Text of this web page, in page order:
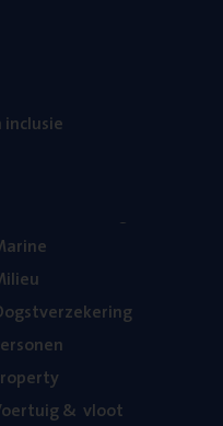
& vloot